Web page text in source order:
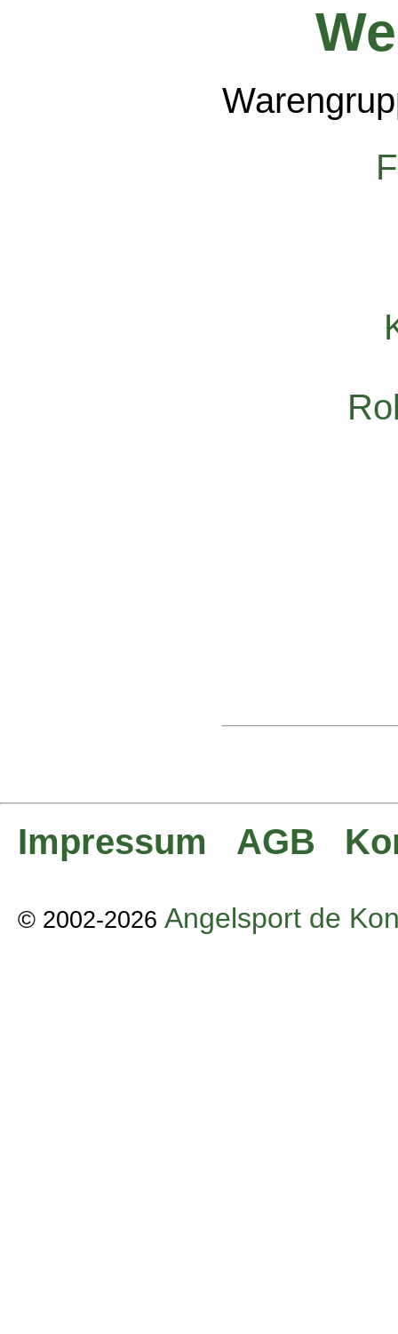
Impressum AGB
© 2002-2026 Angelsport de